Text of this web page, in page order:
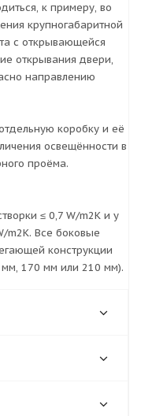
к примеру, во
крупногабаритной
с открывающейся
открывания двери,
направлению
коробку и её
освещённости в
проёма.
≤ 0,7 W/m2K и у
m2K. Все боковые
конструкции
мм, 170 мм или 210 мм).